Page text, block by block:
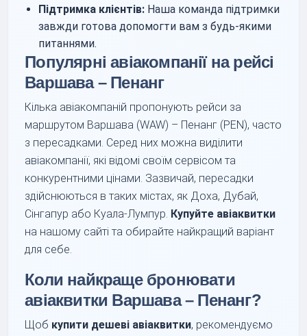
Підтримка клієнтів: Наша команда підтримки
завжди готова допомогти вам з будь-якими
питаннями.
Популярні авіакомпанії на рейсі
Варшава – Пенанг
Кілька авіакомпаній пропонують рейси за
маршрутом Варшава (WAW) – Пенанг (PEN), часто
з пересадками. Серед них можна виділити
авіакомпанії, які відомі своїм сервісом та
конкурентними цінами. Зазвичай, пересадки
здійснюються в таких містах, як Доха, Дубай,
Сінгапур або Куала-Лумпур. Купуйте авіаквитки
на нашому сайті та обирайте найкращий варіант
для себе.
Коли найкраще бронювати
авіаквитки Варшава – Пенанг?
Щоб купити дешеві авіаквитки, рекомендуємо